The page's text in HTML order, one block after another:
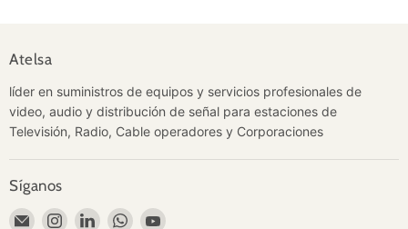
Atelsa
líder en suministros de equipos y servicios profesionales de
video, audio y distribución de señal para estaciones de
Televisión, Radio, Cable operadores y Corporaciones
Síganos
Encuéntrenos
Encuéntrenos
Encuéntrenos
Encuéntrenos
Encuéntrenos